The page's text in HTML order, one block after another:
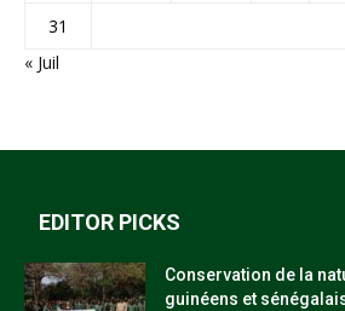
31
« Juil
EDITOR PICKS
Conservation de la
guinéens et